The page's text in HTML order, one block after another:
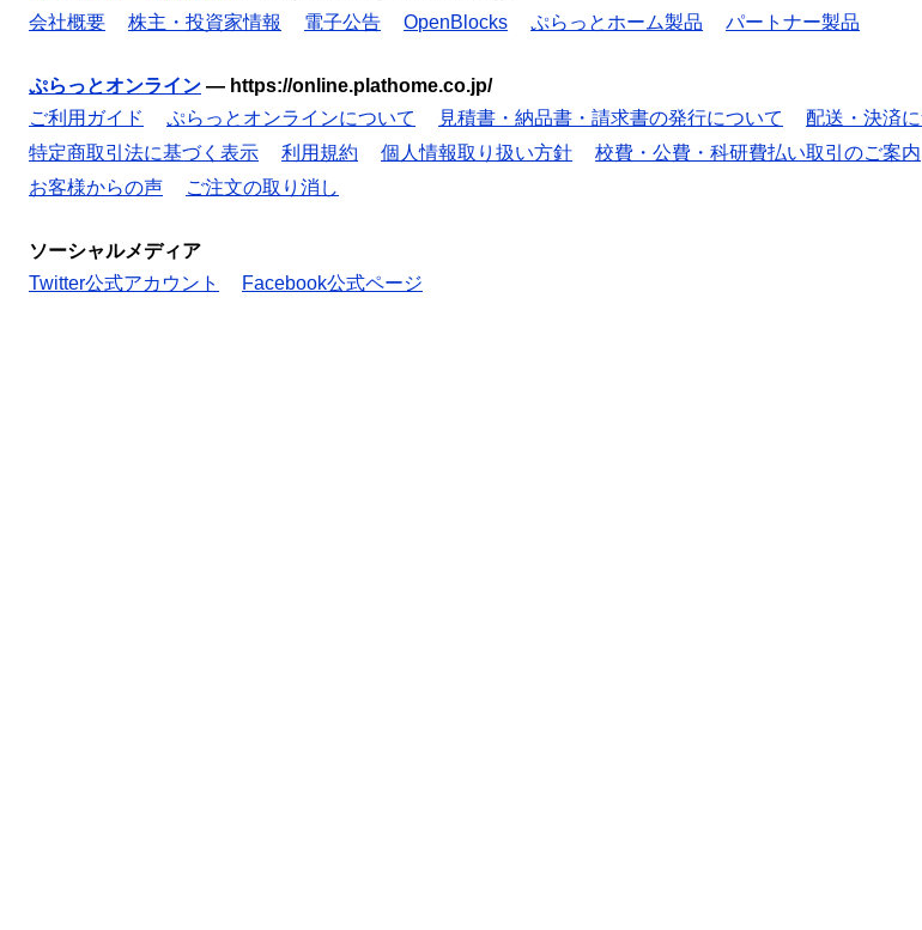
会社概要
株主・投資家情報 電子公告 OpenBlocks ぷらっとホーム製品 パートナー製品
ぷらっとオンライン — https://online.plathome.co.jp/
ご利用ガイド
ぷらっとオンラインについて 見積書・納品書・請求書の発行について 配送・決済
特定商取引法に基づく表示
利用規約 個人情報取り扱い方針 校費・公費・科研費払い取引のご案内
お客様からの声
ご注文の取り消し
ソーシャルメディア
Twitter公式アカウント
Facebook公式ページ